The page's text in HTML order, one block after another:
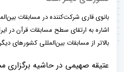
بانوی قاری شرکت‌کننده در مسابقات
اشاره به ارتقای سطح مسابقات قرآن در
بالاتر از مسابقات بین‌المللی کشورهای
عتیقه صهیمی در حاشیه برگزاری